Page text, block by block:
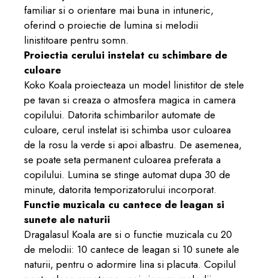
familiar si o orientare mai buna in intuneric,
oferind o proiectie de lumina si melodii
linistitoare pentru somn.
Proiectia cerului instelat cu schimbare de
culoare
Koko Koala proiecteaza un model linistitor de stele
pe tavan si creaza o atmosfera magica in camera
copilului. Datorita schimbarilor automate de
culoare, cerul instelat isi schimba usor culoarea
de la rosu la verde si apoi albastru. De asemenea,
se poate seta permanent culoarea preferata a
copilului. Lumina se stinge automat dupa 30 de
minute, datorita temporizatorului incorporat.
Functie muzicala cu cantece de leagan si
sunete ale naturii
Dragalasul Koala are si o functie muzicala cu 20
de melodii: 10 cantece de leagan si 10 sunete ale
naturii, pentru o adormire lina si placuta. Copilul